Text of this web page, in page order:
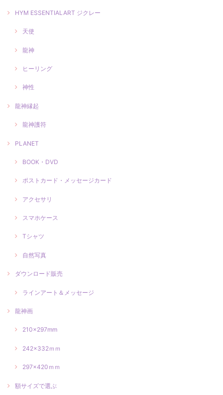
HYM ESSENTIALART ジクレー
天使
龍神
ヒーリング
神性
龍神縁起
龍神護符
PLANET
BOOK・DVD
ポストカード・メッセージカード
アクセサリ
スマホケース
Tシャツ
自然写真
ダウンロード販売
ラインアート＆メッセージ
龍神画
210×297mm
242×332ｍｍ
297×420ｍｍ
額サイズで選ぶ